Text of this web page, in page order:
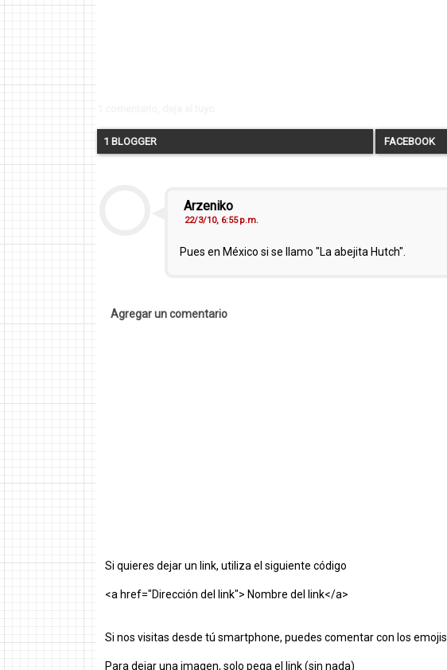
1 BLOGGER FACEBOOK
Arzeniko
22/3/10, 6:55 p.m.
Pues en México si se llamo "La abejita Hutch".
Agregar un comentario
Si quieres dejar un link, utiliza el siguiente código
<a href="Dirección del link"> Nombre del link</a>
Si nos visitas desde tú smartphone, puedes comentar con los emojis
Para dejar una imagen, solo pega el link (sin nada)